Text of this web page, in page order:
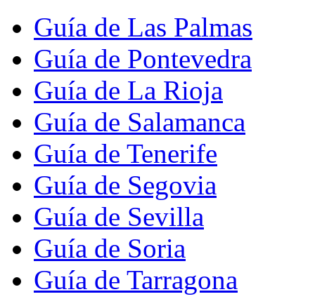
Guía de Las Palmas
Guía de Pontevedra
Guía de La Rioja
Guía de Salamanca
Guía de Tenerife
Guía de Segovia
Guía de Sevilla
Guía de Soria
Guía de Tarragona